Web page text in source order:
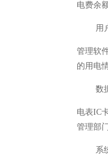
电费余
用
管理软
的用电
数
电表IC
管理部
系